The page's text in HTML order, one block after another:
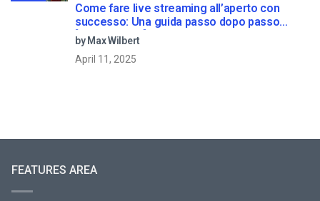
Come fare live streaming all’aperto con
successo: Una guida passo dopo passo
[2021 Update]
by Max Wilbert
April 11, 2025
FEATURES AREA